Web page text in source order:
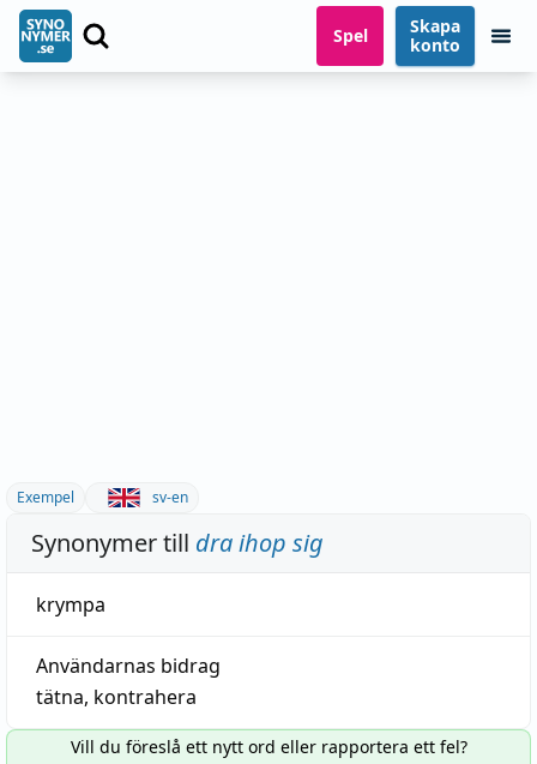
Spel
Skapa
konto
Exempel sv-en
Synonymer till dra ihop sig
krympa
Användarnas bidrag
tätna, kontrahera
Vill du föreslå ett nytt ord eller rapportera ett fel?